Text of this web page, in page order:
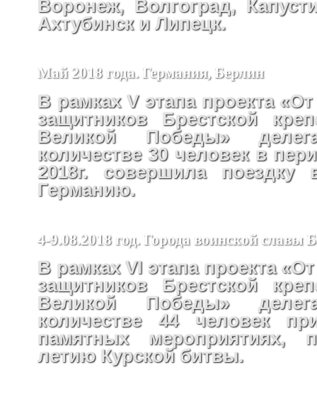
Воронеж, Волгоград,
Ахтубинск и Липецк.
Май 2018 года. Германия, Берлин
В рамках V этапа проекта
защитников Брестской
Великой Победы»
количестве 30 человек в
2018г. совершила
Германию.
4-9.08.2018 год. Города воинской славы
В рамках VI этапа проекта
защитников Брестской
Великой Победы»
количестве 44 человек
памятных мероприятиях,
летию Курской битвы.